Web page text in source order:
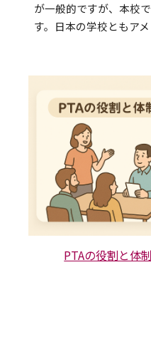
が一般的ですが、本校
す。日本の学校ともア
PTAの役割と体制